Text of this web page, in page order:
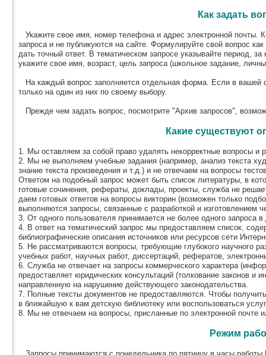
Как задать
Укажите свое имя, номер телефона и адрес электронной почты.
запроса и не публикуются на сайте. Формулируйте свой вопрос
дать точный ответ. В тематическом запросе указывайте период,
укажите свое имя, возраст, цель запроса (школьное задание,
На каждый вопрос заполняется отдельная форма. Если в вашей
только на один из них по своему выбору.
Прежде чем задать вопрос, посмотрите "Архив запросов",
Какие существуют
1. Мы оставляем за собой право удалять некорректные вопросы и
2. Мы не выполняем учебные задания (например, анализ текста
знание текста произведения и т.д.) и не отвечаем на вопросы
Ответом на подобный запрос может быть список литературы, в
готовые сочинения, рефераты, доклады, проекты, служба не
даем готовых ответов на вопросы викторин (возможен только
выполняются запросы, связанные с разработкой и изготовлением
3. От одного пользователя принимается не более одного запроса в
4. В ответ на тематический запрос мы предоставляем список,
библиографические описания источников или ресурсов сети
5. Не рассматриваются вопросы, требующие глубокого научного
учебных работ, научных работ, диссертаций, рефератов,
6. Служба не отвечает на запросы коммерческого характера
предоставляет юридических консультаций (толкование законов
направленную на нарушение действующего законодательства.
7. Полные тексты документов не предоставляются. Чтобы
в ближайшую к вам детскую библиотеку или воспользоваться
8. Мы не отвечаем на вопросы, присланные по электронной почте
Режим